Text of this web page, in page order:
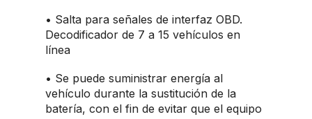
• Salta para señales de interfaz OBD.
Decodificador de 7 a 15 vehículos en
línea
• Se puede suministrar energía al
vehículo durante la sustitución de la
batería, con el fin de evitar que el equipo